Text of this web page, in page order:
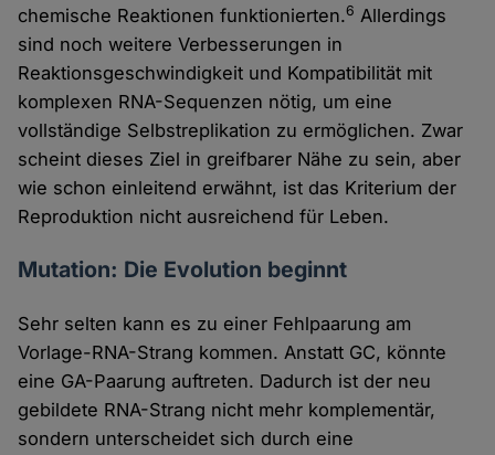
chemische Reaktionen funktionierten.6 Allerdings
sind noch weitere Verbesserungen in
Reaktionsgeschwindigkeit und Kompatibilität mit
komplexen RNA-Sequenzen nötig, um eine
vollständige Selbstreplikation zu ermöglichen. Zwar
scheint dieses Ziel in greifbarer Nähe zu sein, aber
wie schon einleitend erwähnt, ist das Kriterium der
Reproduktion nicht ausreichend für Leben.
Mutation: Die Evolution beginnt
Sehr selten kann es zu einer Fehlpaarung am
Vorlage-RNA-Strang kommen. Anstatt GC, könnte
eine GA-Paarung auftreten. Dadurch ist der neu
gebildete RNA-Strang nicht mehr komplementär,
sondern unterscheidet sich durch eine